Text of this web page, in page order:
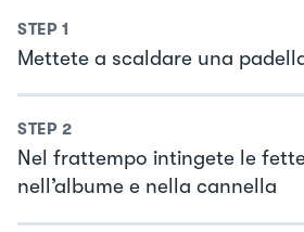
STEP 1
Mettete a scaldare una
STEP 2
Nel frattempo intingete le
nell’albume e nella cannella